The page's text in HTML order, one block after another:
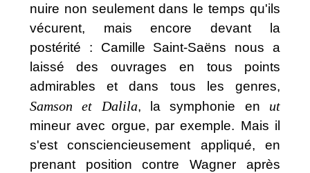
nuire non seulement dans le temps qu'ils
vécurent, mais encore devant la
postérité : Camille Saint-Saëns nous a
laissé des ouvrages en tous points
admirables et dans tous les genres,
Samson et Dalila, la symphonie en ut
mineur avec orgue, par exemple. Mais il
s'est consciencieusement appliqué, en
prenant position contre Wagner après